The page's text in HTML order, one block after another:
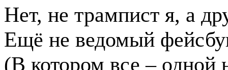
Нет, не трампист я, а
Ещё не ведомый
(В котором все – одной